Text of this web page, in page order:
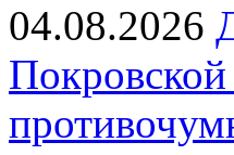
04.08.2026